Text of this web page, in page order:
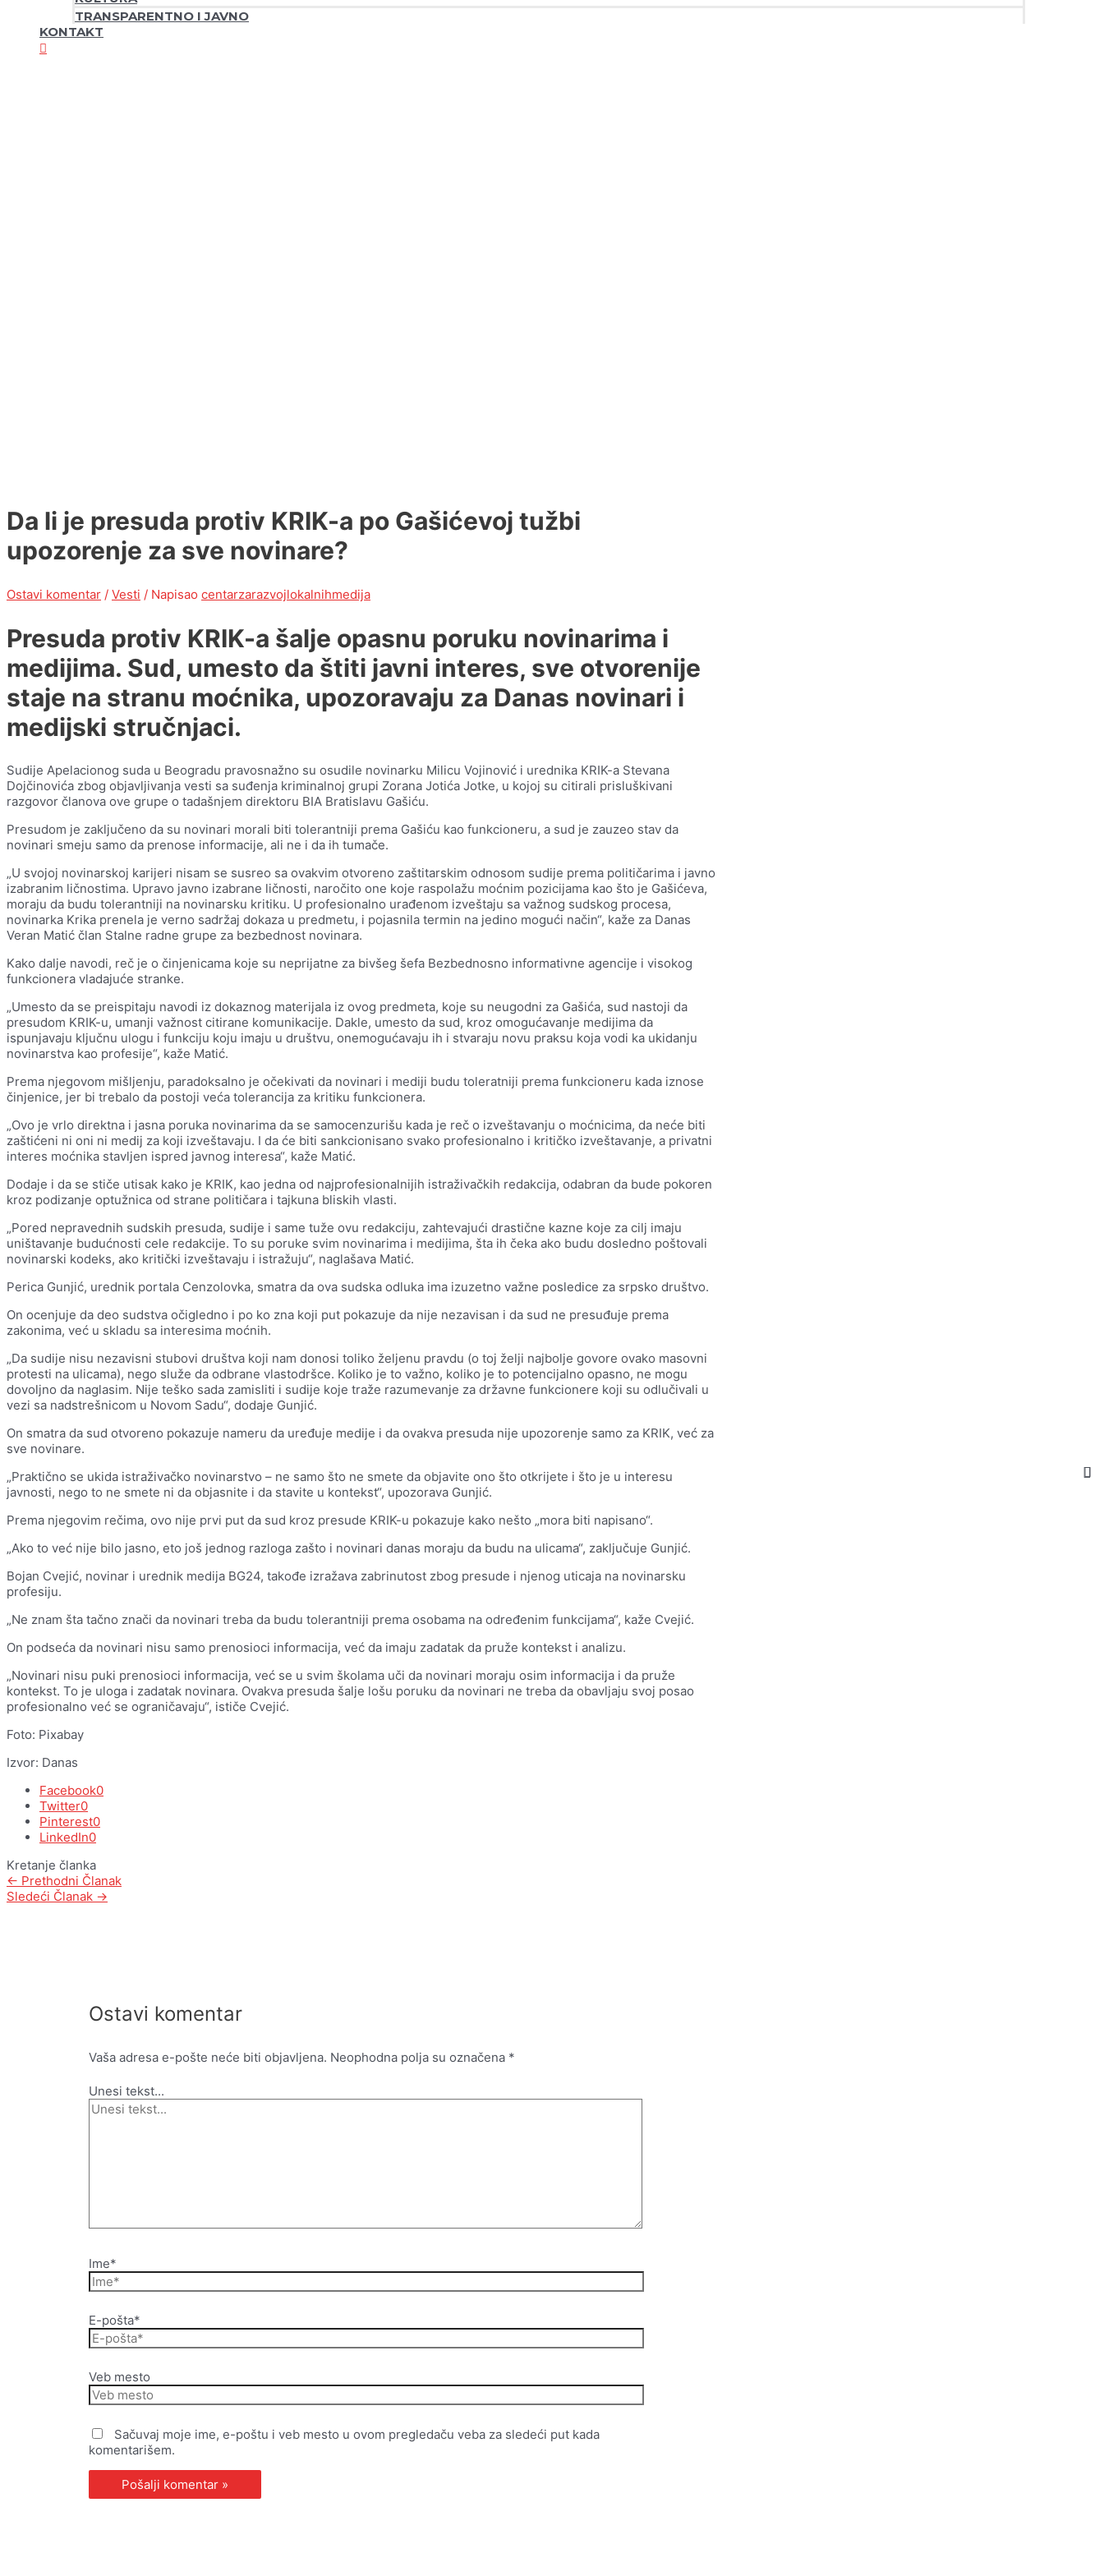
TRANSPARENTNO I JAVNO
KONTAKT
Da li je presuda protiv KRIK-a po Gašićevoj tužbi
upozorenje za sve novinare?
Ostavi komentar / Vesti / Napisao centarzarazvojlokalnihmedija
Presuda protiv KRIK-a šalje opasnu poruku novinarima i
medijima. Sud, umesto da štiti javni interes, sve otvorenije
staje na stranu moćnika, upozoravaju za Danas novinari i
medijski stručnjaci.
Sudije Apelacionog suda u Beogradu pravosnažno su osudile novinarku Milicu Vojinović i urednika KRIK-a Stevana
Dojčinovića zbog objavljivanja vesti sa suđenja kriminalnoj grupi Zorana Jotića Jotke, u kojoj su citirali prisluškivani
razgovor članova ove grupe o tadašnjem direktoru BIA Bratislavu Gašiću.
Presudom je zaključeno da su novinari morali biti tolerantniji prema Gašiću kao funkcioneru, a sud je zauzeo stav da
novinari smeju samo da prenose informacije, ali ne i da ih tumače.
„U svojoj novinarskoj karijeri nisam se susreo sa ovakvim otvoreno zaštitarskim odnosom sudije prema političarima i javno
izabranim ličnostima. Upravo javno izabrane ličnosti, naročito one koje raspolažu moćnim pozicijama kao što je Gašićeva,
moraju da budu tolerantniji na novinarsku kritiku. U profesionalno urađenom izveštaju sa važnog sudskog procesa,
novinarka Krika prenela je verno sadržaj dokaza u predmetu, i pojasnila termin na jedino mogući način“, kaže za Danas
Veran Matić član Stalne radne grupe za bezbednost novinara.
Kako dalje navodi, reč je o činjenicama koje su neprijatne za bivšeg šefa Bezbednosno informativne agencije i visokog
funkcionera vladajuće stranke.
„Umesto da se preispitaju navodi iz dokaznog materijala iz ovog predmeta, koje su neugodni za Gašića, sud nastoji da
presudom KRIK-u, umanji važnost citirane komunikacije. Dakle, umesto da sud, kroz omogućavanje medijima da
ispunjavaju ključnu ulogu i funkciju koju imaju u društvu, onemogućavaju ih i stvaraju novu praksu koja vodi ka ukidanju
novinarstva kao profesije“, kaže Matić.
Prema njegovom mišljenju, paradoksalno je očekivati da novinari i mediji budu toleratniji prema funkcioneru kada iznose
činjenice, jer bi trebalo da postoji veća tolerancija za kritiku funkcionera.
„Ovo je vrlo direktna i jasna poruka novinarima da se samocenzurišu kada je reč o izveštavanju o moćnicima, da neće biti
zaštićeni ni oni ni medij za koji izveštavaju. I da će biti sankcionisano svako profesionalno i kritičko izveštavanje, a privatni
interes moćnika stavljen ispred javnog interesa“, kaže Matić.
Dodaje i da se stiče utisak kako je KRIK, kao jedna od najprofesionalnijih istraživačkih redakcija, odabran da bude pokoren
kroz podizanje optužnica od strane političara i tajkuna bliskih vlasti.
„Pored nepravednih sudskih presuda, sudije i same tuže ovu redakciju, zahtevajući drastične kazne koje za cilj imaju
uništavanje budućnosti cele redakcije. To su poruke svim novinarima i medijima, šta ih čeka ako budu dosledno poštovali
novinarski kodeks, ako kritički izveštavaju i istražuju“, naglašava Matić.
Perica Gunjić, urednik portala Cenzolovka, smatra da ova sudska odluka ima izuzetno važne posledice za srpsko društvo.
On ocenjuje da deo sudstva očigledno i po ko zna koji put pokazuje da nije nezavisan i da sud ne presuđuje prema
zakonima, već u skladu sa interesima moćnih.
„Da sudije nisu nezavisni stubovi društva koji nam donosi toliko željenu pravdu (o toj želji najbolje govore ovako masovni
protesti na ulicama), nego služe da odbrane vlastodršce. Koliko je to važno, koliko je to potencijalno opasno, ne mogu
dovoljno da naglasim. Nije teško sada zamisliti i sudije koje traže razumevanje za državne funkcionere koji su odlučivali u
vezi sa nadstrešnicom u Novom Sadu“, dodaje Gunjić.
On smatra da sud otvoreno pokazuje nameru da uređuje medije i da ovakva presuda nije upozorenje samo za KRIK, već za
sve novinare.
„Praktično se ukida istraživačko novinarstvo – ne samo što ne smete da objavite ono što otkrijete i što je u interesu
javnosti, nego to ne smete ni da objasnite i da stavite u kontekst“, upozorava Gunjić.
Prema njegovim rečima, ovo nije prvi put da sud kroz presude KRIK-u pokazuje kako nešto „mora biti napisano“.
„Ako to već nije bilo jasno, eto još jednog razloga zašto i novinari danas moraju da budu na ulicama“, zaključuje Gunjić.
Bojan Cvejić, novinar i urednik medija BG24, takođe izražava zabrinutost zbog presude i njenog uticaja na novinarsku
profesiju.
„Ne znam šta tačno znači da novinari treba da budu tolerantniji prema osobama na određenim funkcijama“, kaže Cvejić.
On podseća da novinari nisu samo prenosioci informacija, već da imaju zadatak da pruže kontekst i analizu.
„Novinari nisu puki prenosioci informacija, već se u svim školama uči da novinari moraju osim informacija i da pruže
kontekst. To je uloga i zadatak novinara. Ovakva presuda šalje lošu poruku da novinari ne treba da obavljaju svoj posao
profesionalno već se ograničavaju“, ističe Cvejić.
Foto: Pixabay
Izvor: Danas
Facebook0
Twitter0
Pinterest0
LinkedIn0
Kretanje članka
← Prethodni Članak
Sledeći Članak →
Ostavi komentar
Vaša adresa e-pošte neće biti objavljena. Neophodna polja su označena *
Unesi tekst...
Ime*
E-pošta*
Veb mesto
Sačuvaj moje ime, e-poštu i veb mesto u ovom pregledaču veba za sledeći put kada
komentarišem.